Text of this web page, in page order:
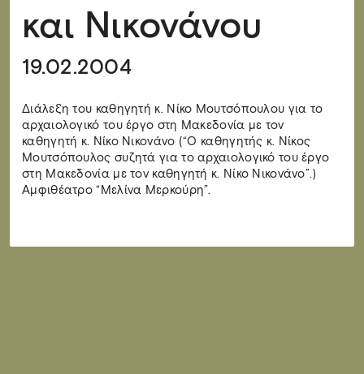
και Νικονάνου
19.02.2004
Διάλεξη του καθηγητή κ. Νίκο Μουτσόπουλου για το
αρχαιολογικό του έργο στη Μακεδονία με τον
καθηγητή κ. Νίκο Νικονάνο (“Ο καθηγητής κ. Νίκος
Μουτσόπουλος συζητά για το αρχαιολογικό του έργο
στη Μακεδονία με τον καθηγητή κ. Νίκο Νικονάνο”.)
Αμφιθέατρο “Μελίνα Μερκούρη”.